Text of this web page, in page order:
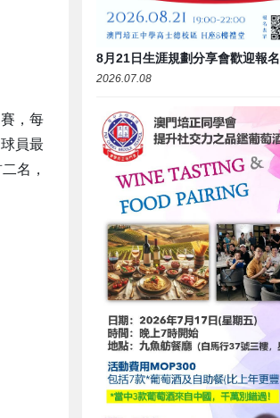
，每
員最
名，
8月21日生涯規劃分享會歡迎報名
2026.07.08